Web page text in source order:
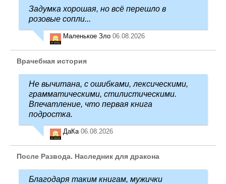
Задумка хорошая, но всё перешло в
розовые сопли...
Маленькое Зло 06.08.2026
Врачебная история
Не вычитана, с ошибками, лексическими,
грамматическими, стилистическими.
Впечатление, что первая книга
подростка.
ДаКа 06.08.2026
После Развода. Наследник для дракона
Благодаря таким книгам, мужички